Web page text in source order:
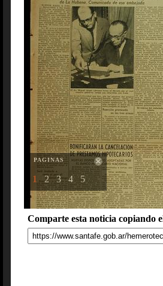
PAGINAS
1 2 3 4 5
Comparte esta noticia copiando